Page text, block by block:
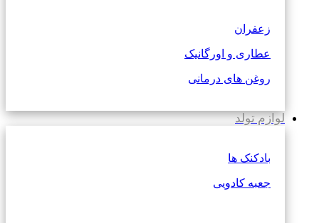
زعفران
عطاری و اورگانیک
روغن های درمانی
لوازم تولد
بادکنک ها
جعبه کادویی